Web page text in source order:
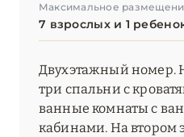
Максимальное
7 взрослых и 1
Двухэтажный номер.
три спальни с
ванные комнаты с
кабинами. На втором